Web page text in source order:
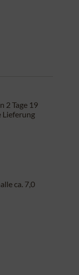
2 Tage 19
Lieferung
ca. 7,0